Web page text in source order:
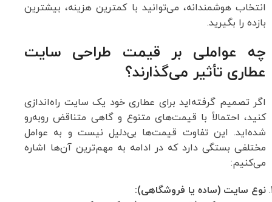
انتخاب هوشمندانه، می‌توانید با کمترین هزینه، بیشترین
بازده را بگیرید.
چه عواملی بر قیمت طراحی سایت
عطاری تأثیر می‌گذارند؟
اگر تصمیم گرفته‌اید برای عطاری خود یک سایت راه‌اندازی
کنید، احتمالاً با قیمت‌های متنوع و گاهی متناقض روبه‌رو
شده‌اید. این تفاوت قیمت‌ها بی‌دلیل نیست و به عوامل
مختلفی بستگی دارد که در ادامه به مهم‌ترین آن‌ها اشاره
می‌کنیم:
نوع سایت (ساده یا فروشگاهی):